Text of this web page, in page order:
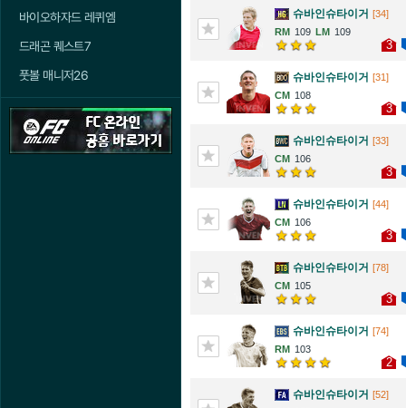
바이오하자드 레퀴엠
드래곤 퀘스트7
풋볼 매니저26
슈바인슈타이거 [34]
109
109
3
슈바인슈타이거 [31]
108
3
슈바인슈타이거 [33]
106
3
슈바인슈타이거 [44]
106
3
슈바인슈타이거 [78]
105
3
슈바인슈타이거 [74]
103
2
슈바인슈타이거 [52]